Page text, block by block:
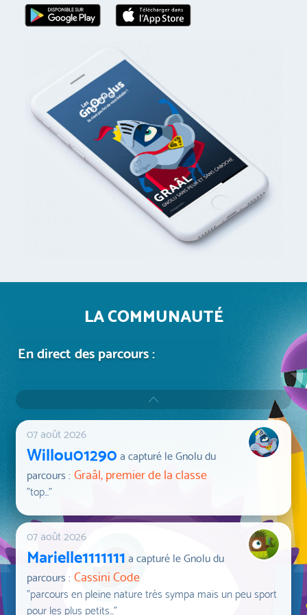
LA COMMUNAUTÉ
En direct des parcours :
07 août 2026
Willou01290a capturé le Gnolu du
parcours : Graâl, premier de la classe
"top..."
07 août 2026
Marielle1111111a capturé le Gnolu du
parcours : Cassini Code
"parcours en pleine nature très sympa mais un peu sport
pour les plus petits..."